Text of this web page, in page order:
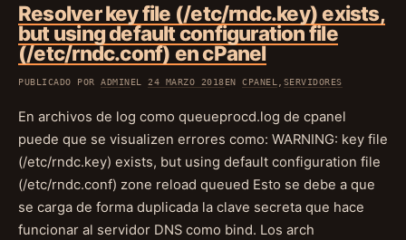
Resolver key file (/etc/rndc.key) exists,
but using default configuration file
(/etc/rndc.conf) en cPanel
PUBLICADO PORADMINEL24 MARZO 2018ENCPANEL SERVIDORES
En archivos de log como queueprocd.log de cpanel
puede que se visualizen errores como: WARNING: key file
(/etc/rndc.key) exists, but using default configuration file
(/etc/rndc.conf) zone reload queued Esto se debe a que
se carga de forma duplicada la clave secreta que hace
funcionar al servidor DNS como bind. Los arch